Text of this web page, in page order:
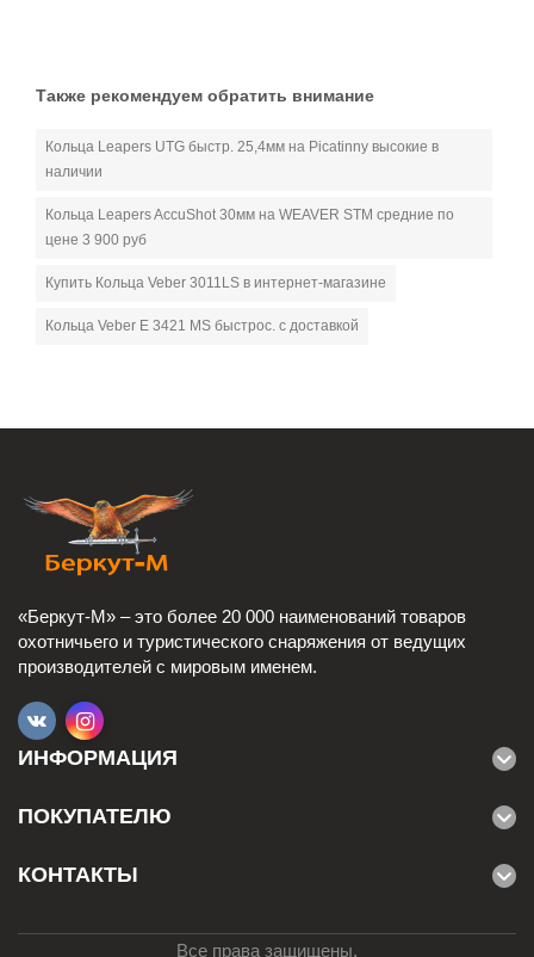
Также рекомендуем обратить внимание
Кольца Leapers UTG быстр. 25,4мм на Picatinny высокие в
наличии
Кольца Leapers AccuShot 30мм на WEAVER STM средние по
цене 3 900 руб
Купить Кольца Veber 3011LS в интернет-магазине
Кольца Veber Е 3421 MS быстрос. с доставкой
«Беркут-М» – это более 20 000 наименований товаров
охотничьего и туристического снаряжения от ведущих
производителей с мировым именем.
ИНФОРМАЦИЯ
ПОКУПАТЕЛЮ
КОНТАКТЫ
Все права защищены.